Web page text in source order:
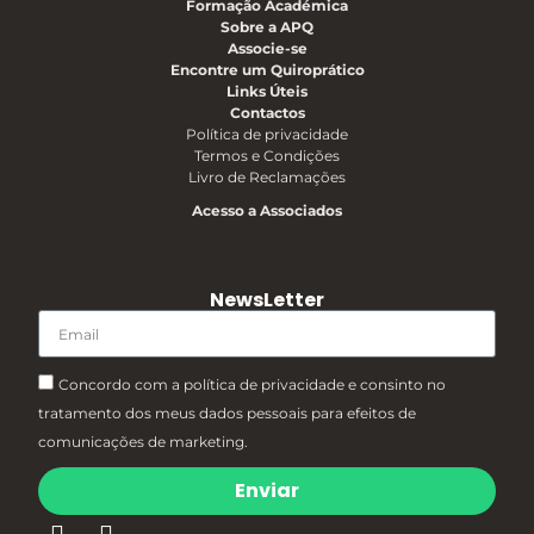
Formação Académica
Sobre a APQ
Associe-se
Encontre um Quiroprático
Links Úteis
Contactos
Política de privacidade
Termos e Condições
Livro de Reclamações
Acesso a Associados
NewsLetter
Concordo com a política de privacidade e consinto no
tratamento dos meus dados pessoais para efeitos de
comunicações de marketing.
Enviar